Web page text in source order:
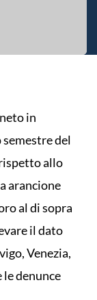
in
del
allo
arancione
al di sopra
il dato
Venezia,
le denunce